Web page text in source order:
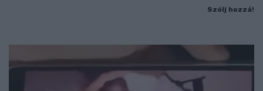
Szólj hozzá!